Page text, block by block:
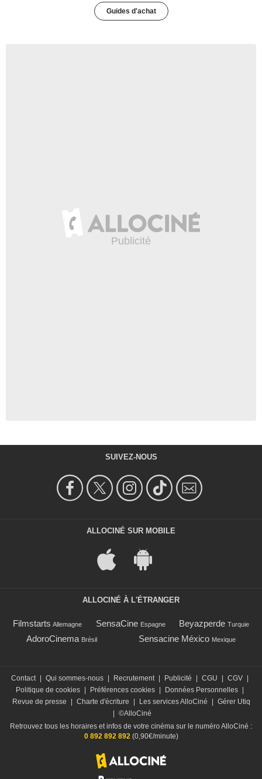
Guides d'achat
SUIVEZ-NOUS
ALLOCINÉ SUR MOBILE
ALLOCINÉ À L'ÉTRANGER
Filmstarts Allemagne SensaCine Espagne Beyazperde Turquie
AdoroCinema Brésil Sensacine México Mexique
Contact Qui sommes-nous Recrutement Publicité CGU CGV
Politique de cookies
Préférences cookies Données Personnelles
Revue de presse
Charte d'écriture Les services AlloCiné
Gérer Utiq
©AlloCiné
Retrouvez tous les horaires et infos de votre cinéma sur le numéro AlloCiné :
0 892 892 892(0,90€/minute)